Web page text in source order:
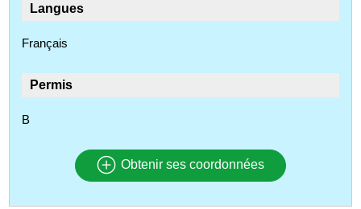
Langues
Français
Permis
B
Obtenir ses coordonnées